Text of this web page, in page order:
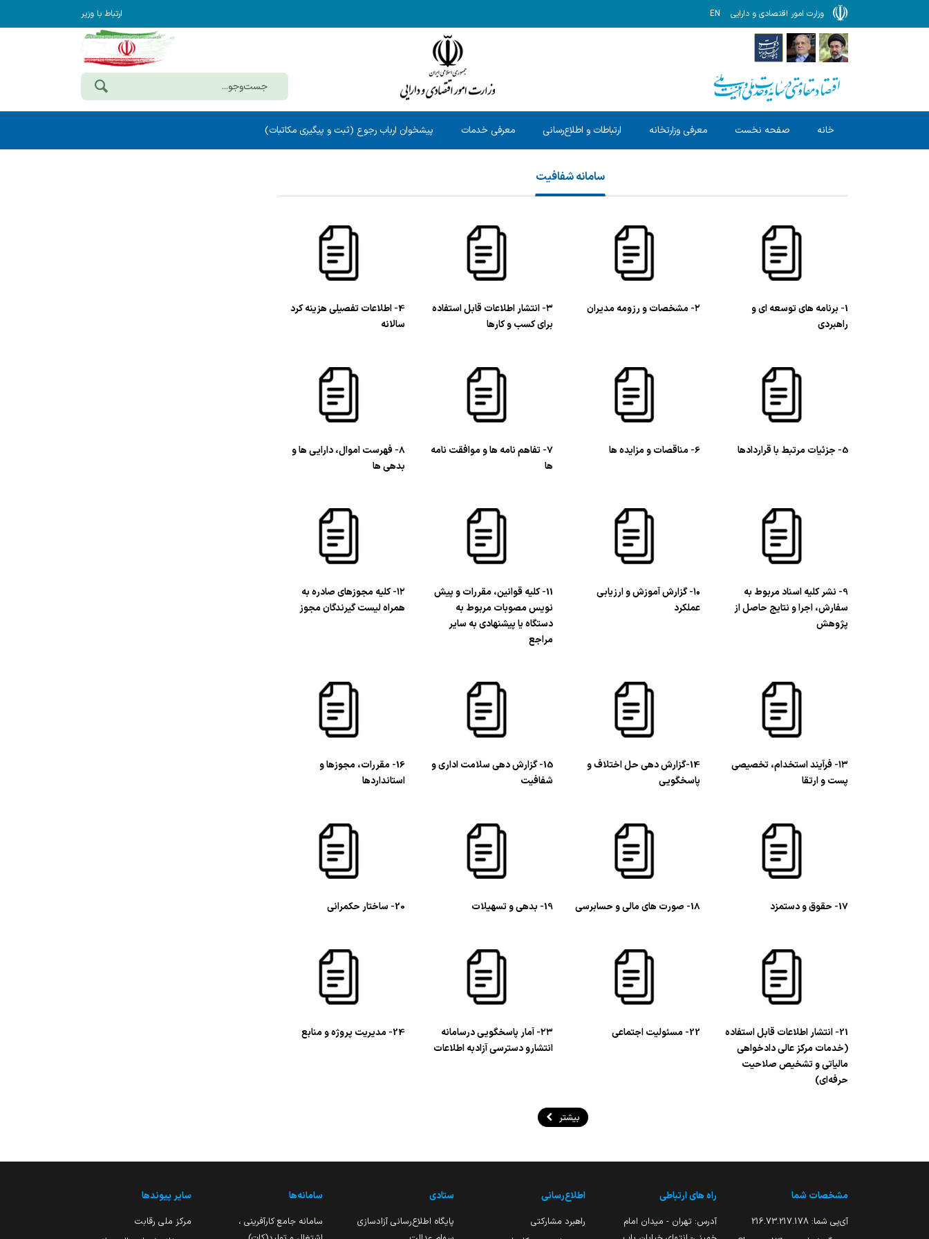
وزارت امور اقتصادی و دارایی EN ارتباط با وزیر
خانه صفحه نخست معرفی وزارتخانه ارتباطات و اطلاع‌رسانی معرفی خدمات پیشخوان ارباب رجوع (ثبت و پیگیری مکاتبات)
سامانه شفافیت
1- برنامه های توسعه ای و
راهبردی
۲- مشخصات و رزومه مدیران
۳- انتشار اطلاعات قابل استفاده
برای کسب و کارها
4- اطلاعات تفصیلی هزینه کرد
سالانه
5- جزئیات مرتبط با قراردادها 6- مناقصات و مزایده ها
7- تفاهم نامه ها و موافقت نامه
ها
8- فهرست اموال، دارایی ها و
بدهی ها
9- نشر کلیه اسناد مربوط به
سفارش، اجرا و نتایج حاصل از
پژوهش
۱۰- گزارش آموزش و ارزیابی
عملکرد
11- کلیه قوانین، مقررات و پیش
نویس مصوبات مربوط به
دستگاه یا پیشنهادی به سایر
مراجع
۱۲- کلیه مجوزهای صادره به
همراه لیست گیرندگان مجوز
۱۳- فرآیند استخدام، تخصیصی
پست و ارتقا
14-گزارش دهی حل اختلاف و
پاسخگویی
15- گزارش دهی سلامت اداری و
شفافیت
16- مقررات، مجوزها و
استانداردها
17- حقوق و دستمزد 18- صورت های مالی و حسابرسی 19- بدهی و تسهیلات 20- ساختار حکمرانی
21- انتشار اطلاعات قابل استفاده
(خدمات مرکز عالی دادخواهی
مالیاتی و تشخیص صلاحیت
حرفه‌ای)
22- مسئولیت اجتماعی
۲۳- آمار پاسخگویی درسامانه
انتشارو دسترسی آزادبه اطلاعات
24- مدیریت پروژه و منابع
بیشتر
مشخصات شما
آی‌پی شما: 216.73.217.178
راه های ارتباطی
آدرس: تهران - میدان امام
اطلاع‌رسانی
راهبرد مشارکتی
ستادی
پایگاه اطلاع‌رسانی آزادسازی
سامانه‌ها
سامانه جامع کارآفرینی ،
سایر پیوندها
مرکز ملی رقابت